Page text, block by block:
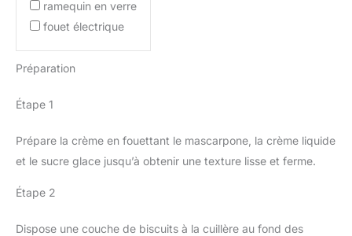
ramequin en verre
fouet électrique
Préparation
Étape 1
Prépare la crème en fouettant le mascarpone, la crème liquide
et le sucre glace jusqu’à obtenir une texture lisse et ferme.
Étape 2
Dispose une couche de biscuits à la cuillère au fond des